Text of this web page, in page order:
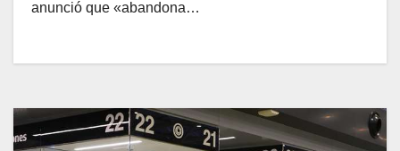
anunció que «abandona…